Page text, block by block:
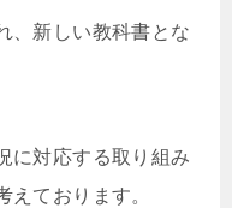
、新しい教科書とな
に対応する取り組み
えております。